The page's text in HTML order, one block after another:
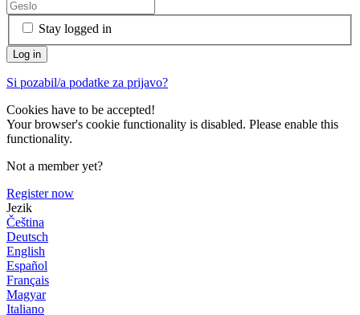
Stay logged in
Si pozabil/a podatke za prijavo?
Cookies have to be accepted!
Your browser's cookie functionality is disabled. Please enable this
functionality.
Not a member yet?
Register now
Jezik
Čeština
Deutsch
English
Español
Français
Magyar
Italiano